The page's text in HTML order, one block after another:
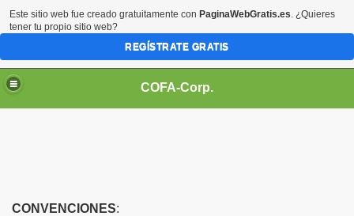
COFA-Corp.
CONVENCIONES:
Este sitio web fue creado gratuitamente con PaginaWebGratis.es. ¿Quieres
tener tu propio sitio web?
REGÍSTRATE GRATIS